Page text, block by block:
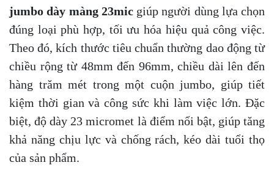
jumbo dày màng 23micgiúp người dùng lựa chọn
đúng loại phù hợp, tối ưu hóa hiệu quả công việc.
Theo đó, kích thước tiêu chuẩn thường dao động từ
chiều rộng từ 48mm đến 96mm, chiều dài lên đến
hàng trăm mét trong một cuộn jumbo, giúp tiết
kiệm thời gian và công sức khi làm việc lớn. Đặc
biệt, độ dày 23 micromet là điểm nổi bật, giúp tăng
khả năng chịu lực và chống rách, kéo dài tuổi thọ
của sản phẩm.